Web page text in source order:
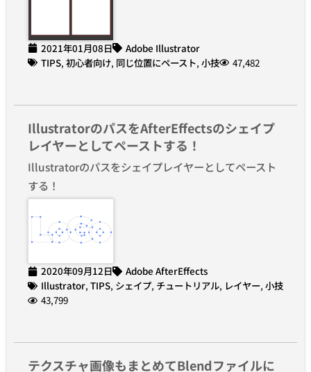
2021年01月08日
Adobe Illustrator
TIPS, 初心者向け, 同じ位置にペースト, 小技 47,482
IllustratorのパスをAfterEffectsのシェイプ
レイヤーとしてペーストする！
Illustratorのパスをシェイプレイヤーとしてペースト
する！
2020年09月12日
Adobe AfterEffects
Illustrator, TIPS, シェイプ, チュートリアル, レイヤー, 小技
43,799
テクスチャ画像もまとめてBlendファイルに